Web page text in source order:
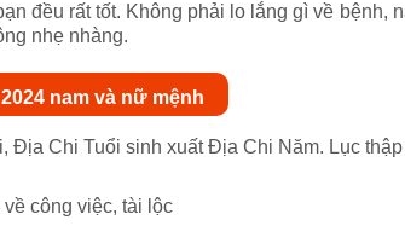
đều rất tốt. Không phải lo lắng gì về
nhẹ nhàng.
nam và nữ mệnh
Địa Chi Tuổi sinh xuất Địa Chi Năm. Lục
về công việc, tài lộc